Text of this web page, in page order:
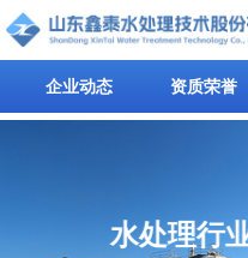
企业动态 资质荣誉
水处理行